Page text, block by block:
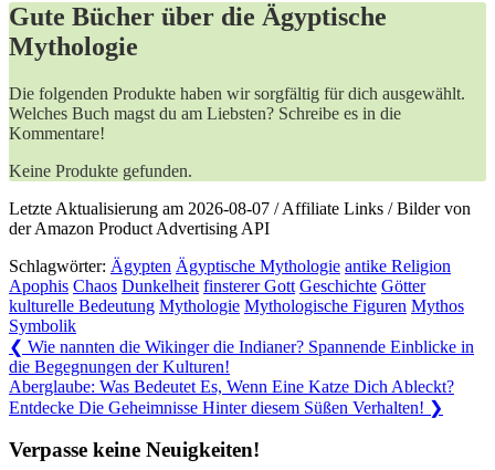
Gute Bücher über die Ägyptische
Mythologie
Die folgenden Produkte haben wir sorgfältig für dich ausgewählt.
Welches Buch magst du am Liebsten? Schreibe es in die
Kommentare!
Keine Produkte gefunden.
Letzte Aktualisierung am 2026-08-07 / Affiliate Links / Bilder von
der Amazon Product Advertising API
Schlagwörter: Ägypten Ägyptische Mythologie antike Religion
Apophis Chaos Dunkelheit finsterer Gott Geschichte Götter
kulturelle Bedeutung Mythologie Mythologische Figuren Mythos
Symbolik
Beitragsnavigation
❮ Previous
Post:
Wie nannten die Wikinger die Indianer? Spannende Einblicke in
die Begegnungen der Kulturen!
Next
Post:
Aberglaube: Was Bedeutet Es, Wenn Eine Katze Dich Ableckt?
Entdecke Die Geheimnisse Hinter diesem Süßen Verhalten! ❯
Verpasse keine Neuigkeiten!